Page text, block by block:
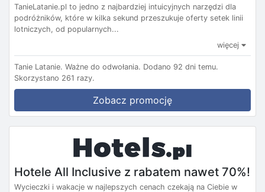
TanieLatanie.pl to jedno z najbardziej intuicyjnych narzędzi dla
podróżników, które w kilka sekund przeszukuje oferty setek linii
lotniczych, od popularnych...
więcej
Tanie Latanie. Ważne do odwołania. Dodano 92 dni temu.
Skorzystano 261 razy.
Zobacz promocję
Hotele All Inclusive z rabatem nawet 70%!
Wycieczki i wakacje w najlepszych cenach czekają na Ciebie w